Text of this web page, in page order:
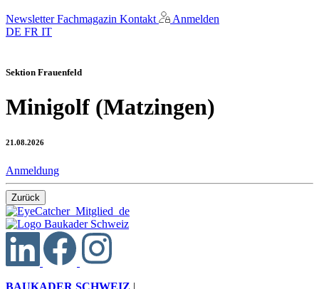
NewsletterFachmagazin Kontakt
Anmelden
DE FR IT
Sektion Frauenfeld
Minigolf (Matzingen)
21.08.2026
Anmeldung
Zurück